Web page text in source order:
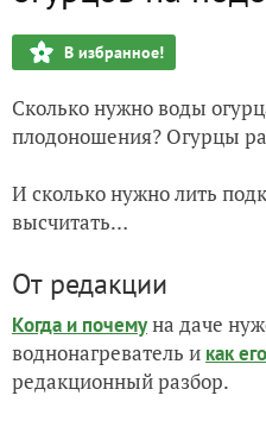
В избранное!
Сколько нужно воды
плодоношения? Огурцы
И сколько нужно лить
высчитать…
От редакции
Когда и почемуна даче
воднонагреватель и как
редакционный разбор.